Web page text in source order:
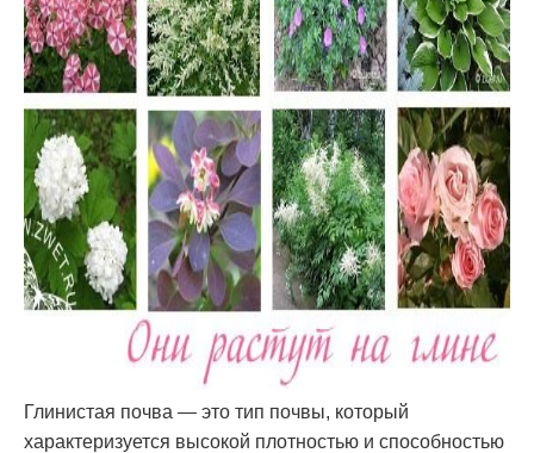
Глинистая почва — это тип почвы, который
характеризуется высокой плотностью и способностью